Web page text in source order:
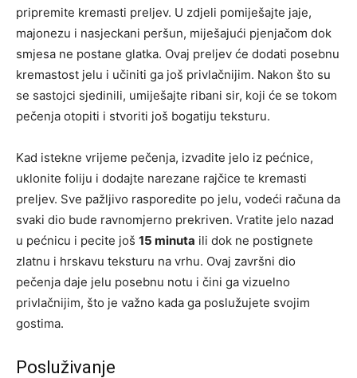
pripremite kremasti preljev. U zdjeli pomiješajte jaje,
majonezu i nasjeckani peršun, miješajući pjenjačom dok
smjesa ne postane glatka. Ovaj preljev će dodati posebnu
kremastost jelu i učiniti ga još privlačnijim. Nakon što su
se sastojci sjedinili, umiješajte ribani sir, koji će se tokom
pečenja otopiti i stvoriti još bogatiju teksturu.
Kad istekne vrijeme pečenja, izvadite jelo iz pećnice,
uklonite foliju i dodajte narezane rajčice te kremasti
preljev. Sve pažljivo rasporedite po jelu, vodeći računa da
svaki dio bude ravnomjerno prekriven. Vratite jelo nazad
u pećnicu i pecite još 15 minuta ili dok ne postignete
zlatnu i hrskavu teksturu na vrhu. Ovaj završni dio
pečenja daje jelu posebnu notu i čini ga vizuelno
privlačnijim, što je važno kada ga poslužujete svojim
gostima.
Posluživanje